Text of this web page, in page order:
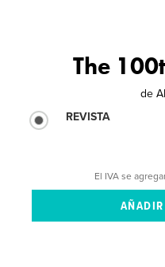
The
de
REVISTA
El IVA se